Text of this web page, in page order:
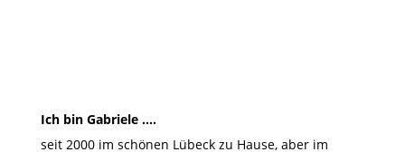
Ich bin Gabriele ….
seit 2000 im schönen Lübeck zu Hause, aber im